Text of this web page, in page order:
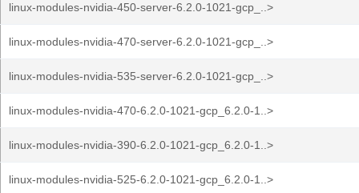
linux-modules-nvidia-450-server-6.2.0-1021-gcp_..>
linux-modules-nvidia-470-server-6.2.0-1021-gcp_..>
linux-modules-nvidia-535-server-6.2.0-1021-gcp_..>
linux-modules-nvidia-470-6.2.0-1021-gcp_6.2.0-1..>
linux-modules-nvidia-390-6.2.0-1021-gcp_6.2.0-1..>
linux-modules-nvidia-525-6.2.0-1021-gcp_6.2.0-1..>